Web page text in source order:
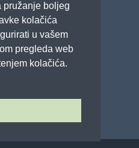
pružanje boljeg
kolačića
u vašem
pregleda web
kolačića.